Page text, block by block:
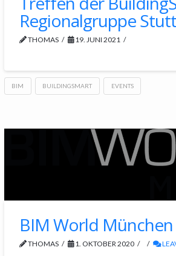
Regionalgruppe
THOMAS 19. JUNI 2021
BIM BUILDINGSMART EVENTS
BIM World München
THOMAS 1. OKTOBER 2020